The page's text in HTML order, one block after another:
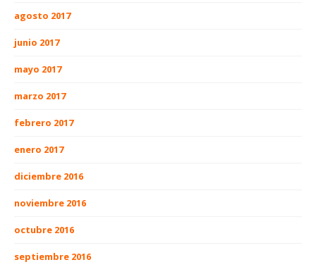
agosto 2017
junio 2017
mayo 2017
marzo 2017
febrero 2017
enero 2017
diciembre 2016
noviembre 2016
octubre 2016
septiembre 2016